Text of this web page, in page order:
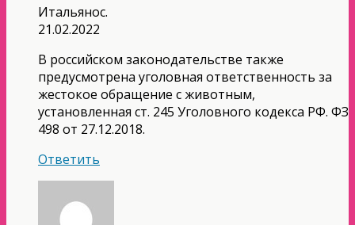
Итальянос.
21.02.2022
В российском законодательстве также
предусмотрена уголовная ответственность за
жестокое обращение с животным,
установленная ст. 245 Уголовного кодекса РФ. ФЗ
498 от 27.12.2018.
Ответить